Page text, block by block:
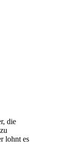
die
lohnt es